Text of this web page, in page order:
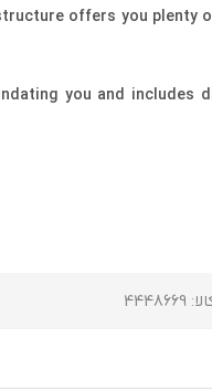
offers you
you and
: 4448669